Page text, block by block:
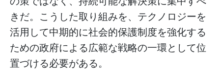
きだ。こうした取り組みを、テクノロジーを
活用して中期的に社会的保護制度を強化する
ための政府による広範な戦略の一環として位
置づける必要がある。